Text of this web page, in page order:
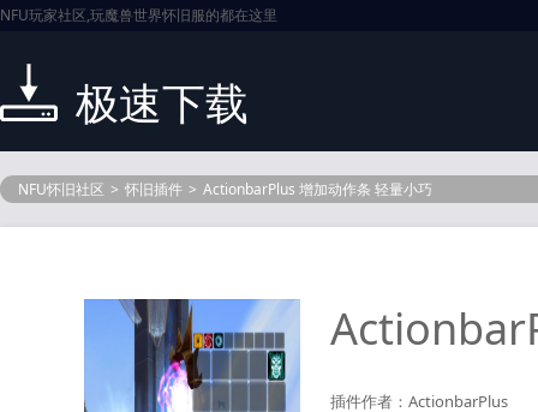
NFU玩家社区,玩魔兽世界怀旧服的都在这里
极速下载
NFU怀旧社区 > 怀旧插件 > ActionbarPlus 增加动作条 轻量小巧
插件作者：ActionbarPlus